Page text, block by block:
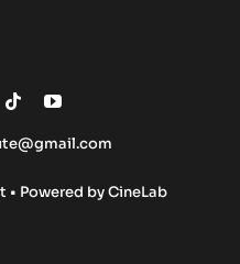
• Powered byCineLab